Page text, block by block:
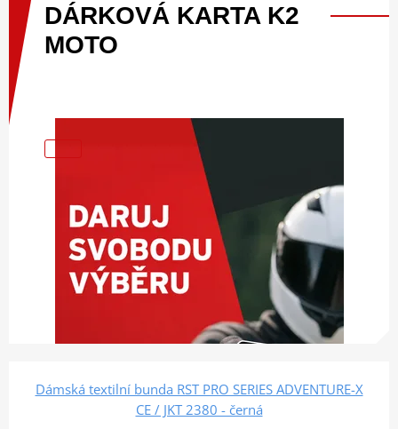
DÁRKOVÁ KARTA K2
MOTO
Dámská textilní bunda RST PRO SERIES ADVENTURE-X
CE / JKT 2380 - černá